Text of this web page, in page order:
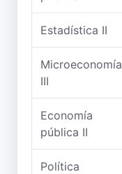
Estadística II
Microeconomía
III
Economía
pública II
Política